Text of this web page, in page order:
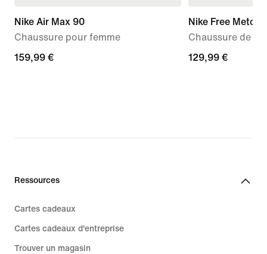
Nike Air Max 90
Chaussure pour femme
159,99 €
159,99 €
Nike Free
Chaussure de
129,99 €
129,99 €
Ressources
Cartes cadeaux
Cartes cadeaux d'entreprise
Trouver un magasin